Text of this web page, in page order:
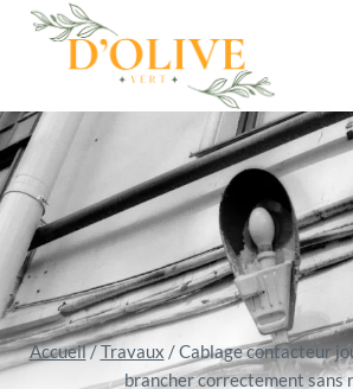
Aller
Accueil/Travaux /Cablage contacteur
brancher correctement sans